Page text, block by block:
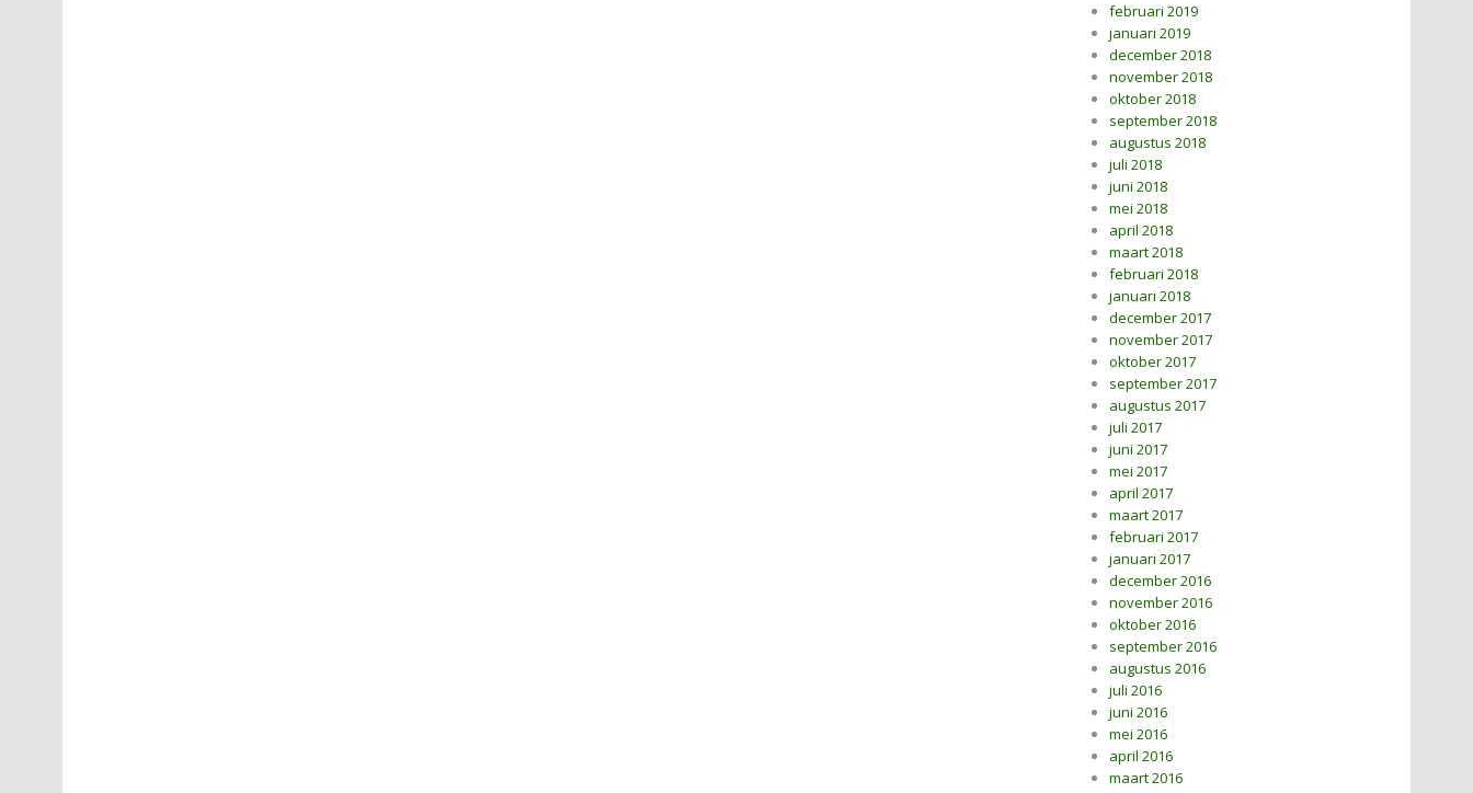
februari 2019
januari 2019
december 2018
november 2018
oktober 2018
september 2018
augustus 2018
juli 2018
juni 2018
mei 2018
april 2018
maart 2018
februari 2018
januari 2018
december 2017
november 2017
oktober 2017
september 2017
augustus 2017
juli 2017
juni 2017
mei 2017
april 2017
maart 2017
februari 2017
januari 2017
december 2016
november 2016
oktober 2016
september 2016
augustus 2016
juli 2016
juni 2016
mei 2016
april 2016
maart 2016